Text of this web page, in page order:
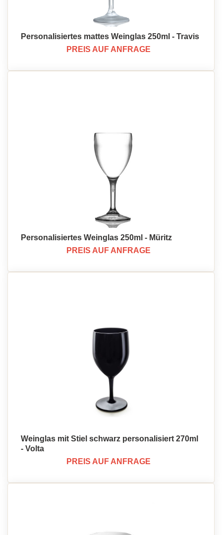
Personalisiertes mattes Weinglas 250ml - Travis
PREIS AUF ANFRAGE
Personalisiertes Weinglas 250ml - Müritz
PREIS AUF ANFRAGE
Weinglas mit Stiel schwarz personalisiert 270ml
- Volta
PREIS AUF ANFRAGE